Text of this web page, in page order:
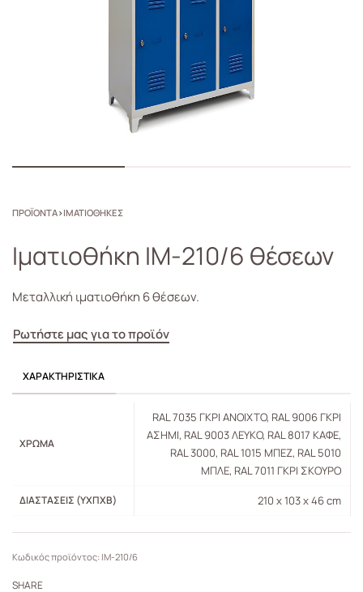
ΠΡΟΪΟΝΤΑ›ΙΜΑΤΙΟΘΗΚΕΣ
Ιματιοθήκη IM-210/6 θέσεων
Μεταλλική ιματιοθήκη 6 θέσεων.
Ρωτήστε μας για το προϊόν
ΧΑΡΑΚΤΗΡΙΣΤΙΚΆ
ΧΡΏΜΑ
RAL 7035 ΓΚΡΙ ΑΝΟΙΧΤΟ, RAL 9006 ΓΚΡΙ
ΑΣΗΜΙ, RAL 9003 ΛΕΥΚΟ, RAL 8017 ΚΑΦΕ,
RAL 3000, RAL 1015 ΜΠΕΖ, RAL 5010
ΜΠΛΕ, RAL 7011 ΓΚΡΙ ΣΚΟΥΡΟ
ΔΙΑΣΤΆΣΕΙΣ (ΥXΠXB) 210 x 103 x 46 cm
ΙΜ-210/6
SHARE